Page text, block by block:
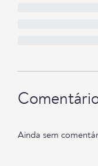
Ainda sem